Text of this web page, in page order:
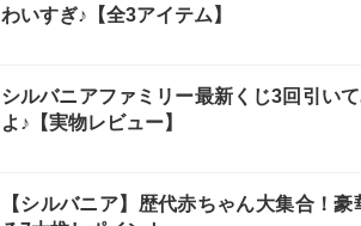
わいすぎ♪【全3アイテム】
シルバニアファミリー最新くじ3回引い
よ♪【実物レビュー】
【シルバニア】歴代赤ちゃん大集合！